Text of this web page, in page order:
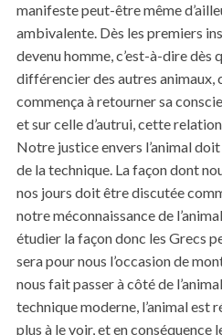
manifeste peut-être même
ambivalente. Dès les premiers
devenu homme, c’est-à-dire dès
différencier des autres animaux,
commença à retourner sa
et sur celle d’autrui, cette
Notre justice envers l’animal
de la technique. La façon dont
nos jours doit être discutée
notre méconnaissance de
étudier la façon donc les Grecs
sera pour nous l’occasion de
nous fait passer à côté de
technique moderne, l’animal est
plus à le voir, et en conséquence